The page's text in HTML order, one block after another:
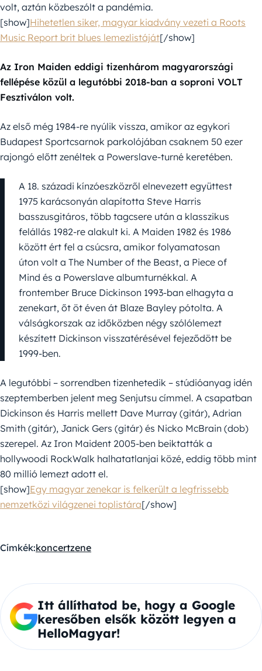
volt, aztán közbeszólt a pandémia.
[show]Hihetetlen siker, magyar kiadvány vezeti a Roots
Music Report brit blues lemezlistáját[/show]
Az Iron Maiden eddigi tizenhárom magyarországi
fellépése közül a legutóbbi 2018-ban a soproni VOLT
Fesztiválon volt.
Az első még 1984-re nyúlik vissza, amikor az egykori
Budapest Sportcsarnok parkolójában csaknem 50 ezer
rajongó előtt zenéltek a Powerslave-turné keretében.
A 18. századi kínzóeszközről elnevezett együttest
1975 karácsonyán alapította Steve Harris
basszusgitáros, több tagcsere után a klasszikus
felállás 1982-re alakult ki. A Maiden 1982 és 1986
között ért fel a csúcsra, amikor folyamatosan
úton volt a The Number of the Beast, a Piece of
Mind és a Powerslave albumturnékkal. A
frontember Bruce Dickinson 1993-ban elhagyta a
zenekart, őt öt éven át Blaze Bayley pótolta. A
válságkorszak az időközben négy szólólemezt
készített Dickinson visszatérésével fejeződött be
1999-ben.
A legutóbbi – sorrendben tizenhetedik – stúdióanyag idén
szeptemberben jelent meg Senjutsu címmel. A csapatban
Dickinson és Harris mellett Dave Murray (gitár), Adrian
Smith (gitár), Janick Gers (gitár) és Nicko McBrain (dob)
szerepel. Az Iron Maident 2005-ben beiktatták a
hollywoodi RockWalk halhatatlanjai közé, eddig több mint
80 millió lemezt adott el.
[show]Egy magyar zenekar is felkerült a legfrissebb
nemzetközi világzenei toplistára[/show]
Címkék:koncertzene
Itt állíthatod be, hogy a Google
keresőben elsők között legyen a
HelloMagyar!